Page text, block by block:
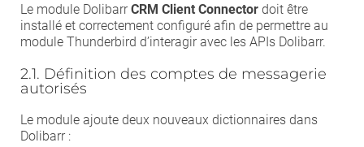
Le module DolibarrCRM Client Connector doit être
installé et correctement configuré afin de permettre au
module Thunderbird d’interagir avec les APIs Dolibarr.
2.1. Définition des comptes de messagerie
autorisés
Le module ajoute deux nouveaux dictionnaires dans
Dolibarr :